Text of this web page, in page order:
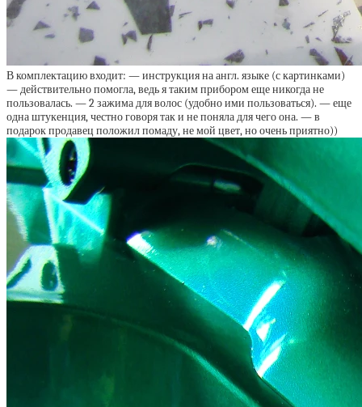
В комплектацию входит: — инструкция на англ. языке (с картинками)
— действительно помогла, ведь я таким прибором еще никогда не
пользовалась. — 2 зажима для волос (удобно ими пользоваться). — еще
одна штукенция, честно говоря так и не поняла для чего она. — в
подарок продавец положил помаду, не мой цвет, но очень приятно))